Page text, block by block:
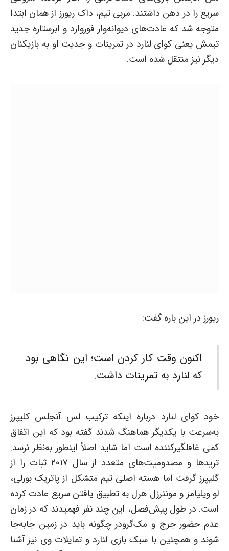
سریع را در ذهن داشتند. مربی تیم، داک ریورز از همان ابتدا
متوجه شد که عادت‌های دیوانه‌وار فوروارد و ابرستاره جدید
تیمش یعنی کوای لنارد در تمرینات و جدیت او به بازیکنان
دیگر نیز منتقل شده است.
ریورز در این باره گفت:
اکنون وقت کار کردن است؛ این نگاهی بود
که لنارد به تمرینات داشت.
خود کوای لنارد درباره اینکه ترکیب لس آنجلس کلیپرز
به‌سرعت با یکدیگر هماهنگ شدند گفته بود که این اتفاق
کمی غافلگیرکننده است اما شاید اصلاً اینطور به‌نظر نرسد.
تریدها و مصدومیت‌های متعدد از سال ۲۰۱۷ ثبات را از
گلیپرز گرفت اما هسته اصلی تیم متشکل از پاتریک بورلی،
لو ویلیامز و مونترزل هرل به تطبیق یافتن سریع عادت کرده
است. در طول پیش‌فصل، این چند نفر فهمیدند که در زمان
عدم حضور جرج و مک‌گرودر چگونه باید در زمین جابه‌جا
شوند و همچنین با سبک بازی لنارد و تمایلات وی نیز آشنا